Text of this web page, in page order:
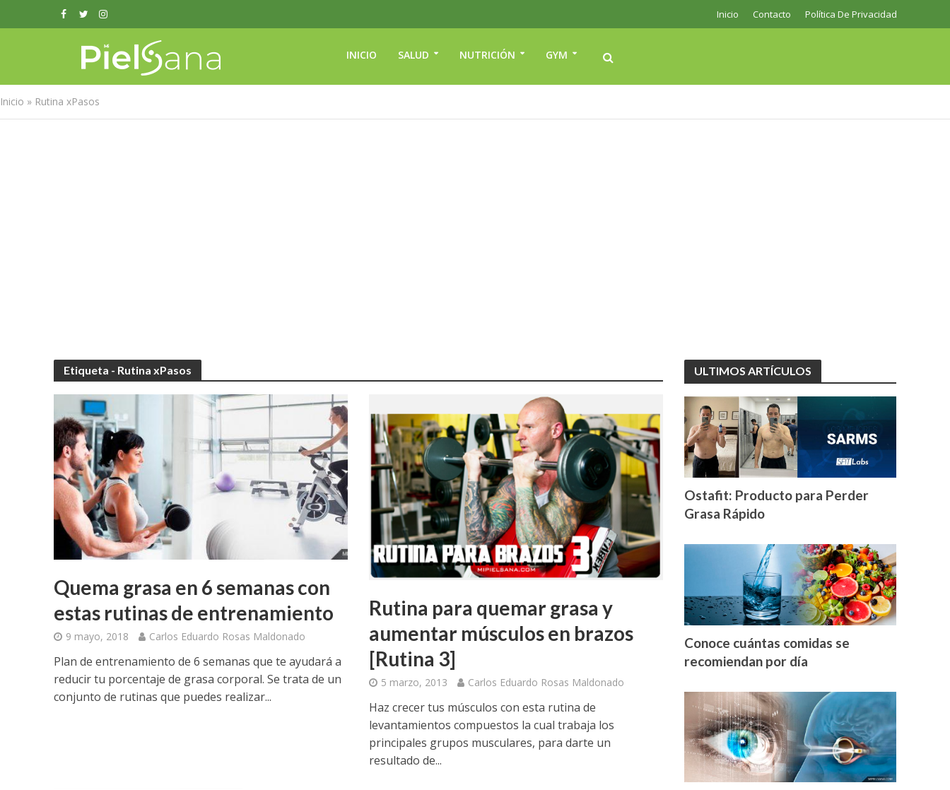
Inicio Contacto Política De Privacidad
INICIO SALUD NUTRICIÓN GYM
Inicio » Rutina xPasos
Etiqueta - Rutina xPasos
Quema grasa en 6 semanas con
estas rutinas de entrenamiento
9 mayo, 2018 Carlos Eduardo Rosas Maldonado
Plan de entrenamiento de 6 semanas que te ayudará a
reducir tu porcentaje de grasa corporal. Se trata de un
conjunto de rutinas que puedes realizar...
Rutina para quemar grasa y
aumentar músculos en brazos
[Rutina 3]
5 marzo, 2013 Carlos Eduardo Rosas Maldonado
Haz crecer tus músculos con esta rutina de
levantamientos compuestos la cual trabaja los
principales grupos musculares, para darte un
resultado de...
ULTIMOS ARTÍCULOS
Ostafit: Producto para Perder
Grasa Rápido
Conoce cuántas comidas se
recomiendan por día